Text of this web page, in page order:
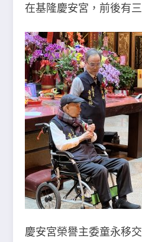
在基隆慶安宮，前後有
慶安宮榮譽主委童永移